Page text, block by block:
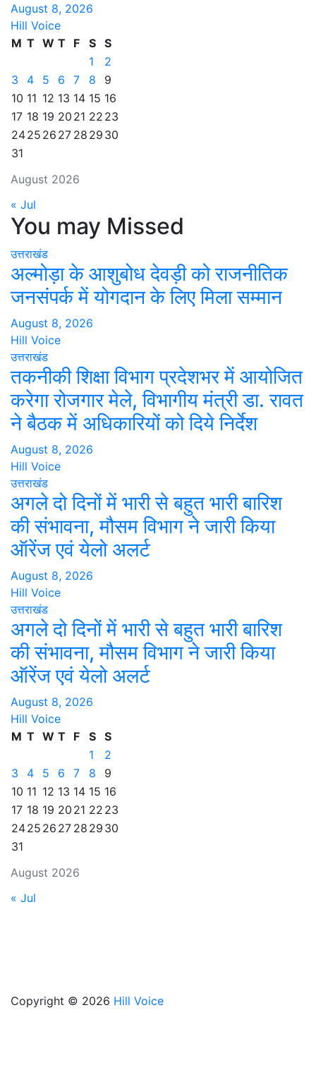
August 8, 2026
Hill Voice
August 2026
M T W T F S S
1
2
3
4 5 6 7 8
9
10 11 12 13 14 15 16
17 18 19 20 21 22 23
2425 26 27 28 29 30
31
« Jul
You may Missed
उत्तराखंड
अल्मोड़ा के आशुबोध देवड़ी को राजनीतिक
जनसंपर्क में योगदान के लिए मिला सम्मान
August 8, 2026
Hill Voice
उत्तराखंड
तकनीकी शिक्षा विभाग प्रदेशभर में आयोजित
करेगा रोजगार मेले, विभागीय मंत्री डा. रावत
ने बैठक में अधिकारियों को दिये निर्देश
August 8, 2026
Hill Voice
उत्तराखंड
अगले दो दिनों में भारी से बहुत भारी बारिश
की संभावना, मौसम विभाग ने जारी किया
ऑरेंज एवं येलो अलर्ट
August 8, 2026
Hill Voice
उत्तराखंड
अगले दो दिनों में भारी से बहुत भारी बारिश
की संभावना, मौसम विभाग ने जारी किया
ऑरेंज एवं येलो अलर्ट
August 8, 2026
Hill Voice
August 2026
M T W T F S S
1
2
3
4 5 6 7 8
9
10 11 12 13 14 15 16
17 18 19 20 21 22 23
2425 26 27 28 29 30
31
« Jul
Copyright © 2026 Hill Voice